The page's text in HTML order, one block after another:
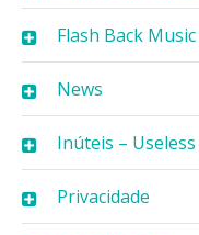
Flash Back Music
News
Inúteis – Useless
Privacidade